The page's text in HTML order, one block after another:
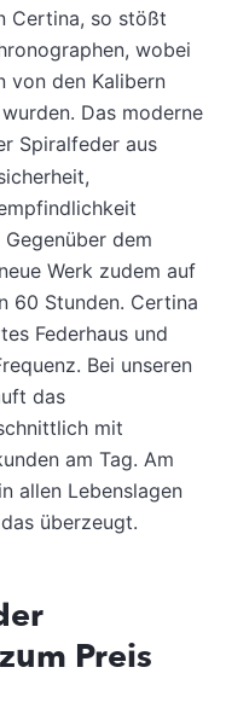
Certina, so stößt
wobei
von den Kalibern
Das moderne
Spiralfeder aus
dem
Werk zudem auf
60 Stunden. Certina
Federhaus und
Bei unseren
das
mit
am Tag. Am
allen Lebenslagen
überzeugt.
Preis